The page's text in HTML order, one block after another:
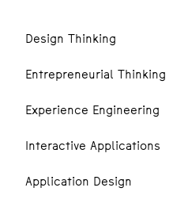
Design Thinking
Entrepreneurial Thinking
Experience Engineering
Interactive Applications
Application Design